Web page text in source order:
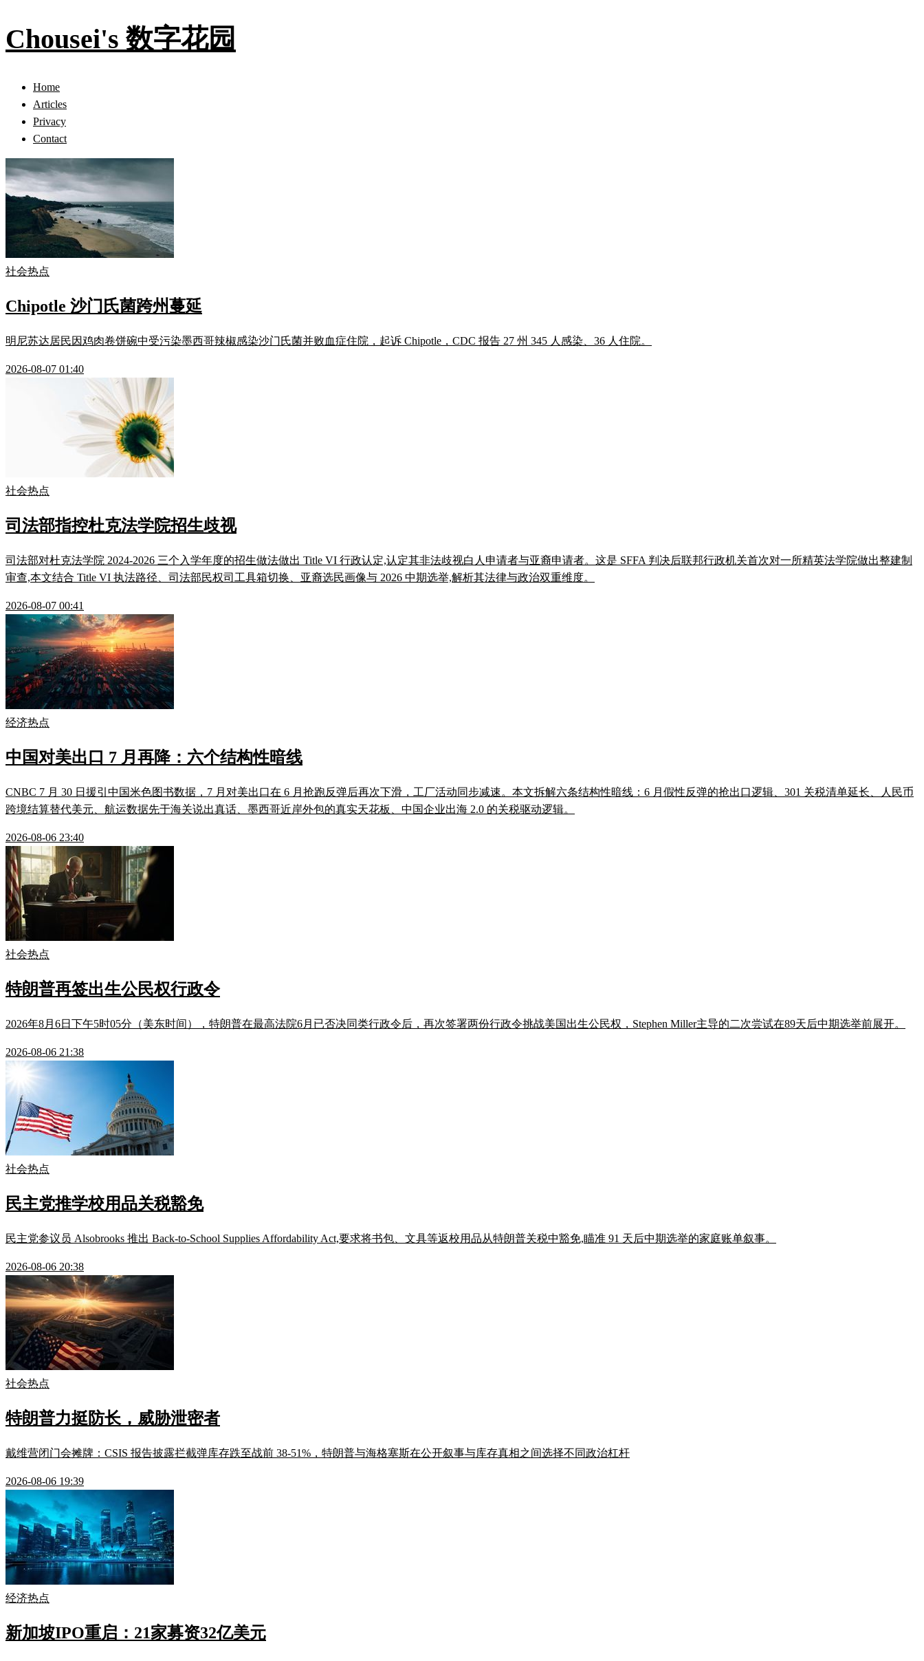
Chousei's 数字花园
Home
Articles
Privacy
Contact
社会热点
Chipotle 沙门氏菌跨州蔓延
明尼苏达居民因鸡肉卷饼碗中受污染墨西哥辣椒感染沙门氏菌并败血症住院，起诉 Chipotle，CDC 报告 27 州 345 人感染、36 人住院。
2026-08-07 01:40
社会热点
司法部指控杜克法学院招生歧视
司法部对杜克法学院 2024-2026 三个入学年度的招生做法做出 Title VI 行政认定,认定其非法歧视白人申请者与亚裔申请者。这是 SFFA 判决后联邦行政机关首次对一所精英法学院做出整建制
审查,本文结合 Title VI 执法路径、司法部民权司工具箱切换、亚裔选民画像与 2026 中期选举,解析其法律与政治双重维度。
2026-08-07 00:41
经济热点
中国对美出口 7 月再降：六个结构性暗线
CNBC 7 月 30 日援引中国米色图书数据，7 月对美出口在 6 月抢跑反弹后再次下滑，工厂活动同步减速。本文拆解六条结构性暗线：6 月假性反弹的抢出口逻辑、301 关税清单延长、人民币
跨境结算替代美元、航运数据先于海关说出真话、墨西哥近岸外包的真实天花板、中国企业出海 2.0 的关税驱动逻辑。
2026-08-06 23:40
社会热点
特朗普再签出生公民权行政令
2026年8月6日下午5时05分（美东时间），特朗普在最高法院6月已否决同类行政令后，再次签署两份行政令挑战美国出生公民权，Stephen Miller主导的二次尝试在89天后中期选举前展开。
2026-08-06 21:38
社会热点
民主党推学校用品关税豁免
民主党参议员 Alsobrooks 推出 Back-to-School Supplies Affordability Act,要求将书包、文具等返校用品从特朗普关税中豁免,瞄准 91 天后中期选举的家庭账单叙事。
2026-08-06 20:38
社会热点
特朗普力挺防长，威胁泄密者
戴维营闭门会摊牌：CSIS 报告披露拦截弹库存跌至战前 38-51%，特朗普与海格塞斯在公开叙事与库存真相之间选择不同政治杠杆
2026-08-06 19:39
经济热点
新加坡IPO重启：21家募资32亿美元